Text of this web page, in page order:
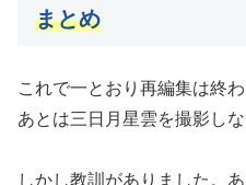
まとめ
これで一とおり再編集は終わ
あとは三日月星雲を撮影しな
しかし教訓がありました。